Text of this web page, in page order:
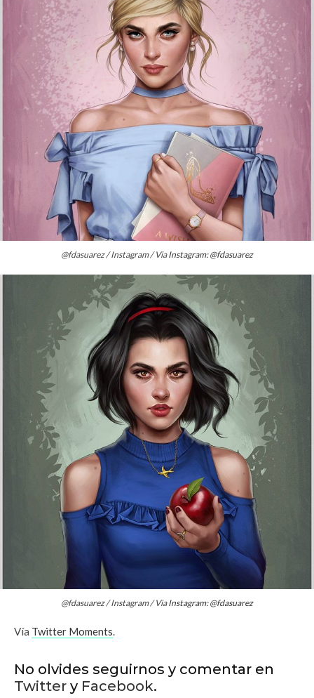
@fdasuarez / Instagram / ViaInstagram: @fdasuarez
@fdasuarez / Instagram / ViaInstagram: @fdasuarez
Vía Twitter Moments.
No olvides seguirnos y comentar en
Twitter y Facebook.